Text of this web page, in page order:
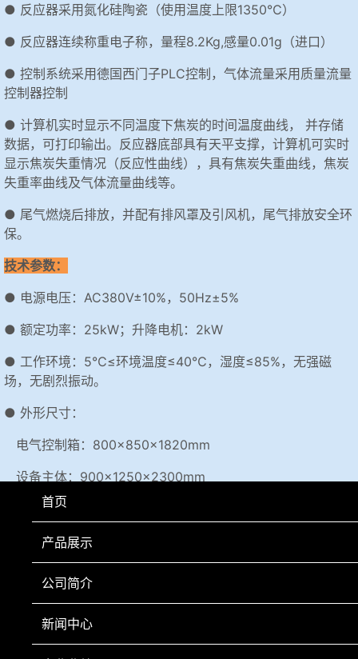
● 反应器采用氮化硅陶瓷（使用温度上限1350℃）
● 反应器连续称重电子称，量程8.2Kg,感量0.01g（进口）
● 控制系统采用德国西门子PLC控制，气体流量采用质量流量
控制器控制
● 计算机实时显示不同温度下焦炭的时间温度曲线， 并存储
数据，可打印输出。反应器底部具有天平支撑，计算机可实时
显示焦炭失重情况（反应性曲线），具有焦炭失重曲线，焦炭
失重率曲线及气体流量曲线等。
● 尾气燃烧后排放，并配有排风罩及引风机，尾气排放安全环
保。
技术参数：
● 电源电压：AC380V±10%，50Hz±5%
● 额定功率：25kW；升降电机：2kW
● 工作环境：5℃≤环境温度≤40℃，湿度≤85%，无强磁
场，无剧烈振动。
● 外形尺寸：
电气控制箱：800×850×1820mm
设备主体：900×1250×2300mm
I型转鼓：400×800×1000mm
变压器：550×380×650mm
上一页
首页
产品展示
公司简介
新闻中心